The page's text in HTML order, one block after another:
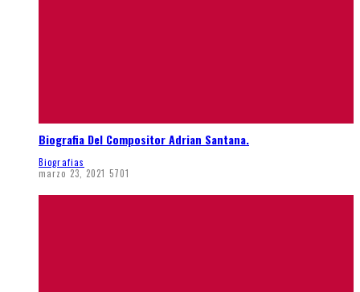
Biografia Del Compositor Adrian Santana.
Biografias
marzo 23, 2021 5701